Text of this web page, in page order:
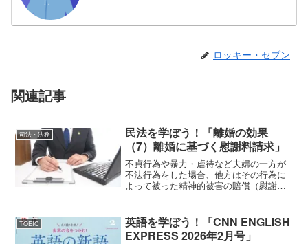
ロッキー・セブン
関連記事
司法・法務
民法を学ぼう！「離婚の効果
（7）離婚に基づく慰謝料請求」
不貞行為や暴力・虐待など夫婦の一方が
不法行為をした場合、他方はその行為に
よって被った精神的被害の賠償（慰謝料
償）第709条 故意又は過失によって他人
の権利又は法律上保...
TOEIC
英語を学ぼう！「CNN ENGLISH
EXPRESS 2026年2月号」